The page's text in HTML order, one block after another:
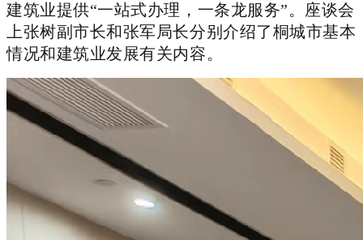
建筑业提供“一站式办理，一条龙服务”。座谈会
上张树副市长和张军局长分别介绍了桐城市基本
情况和建筑业发展有关内容。